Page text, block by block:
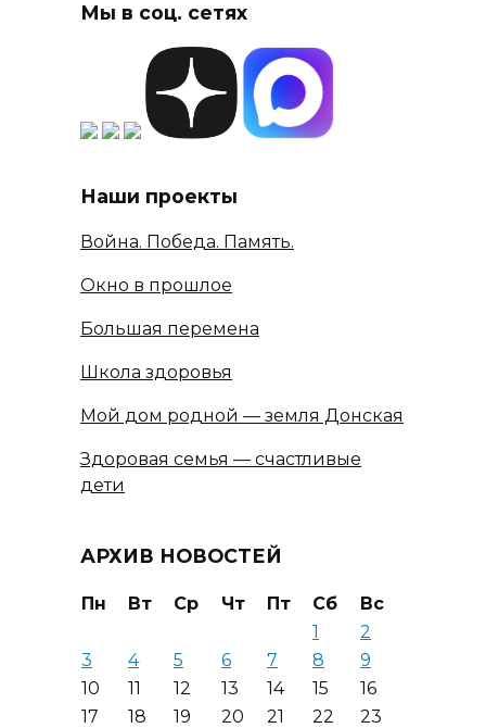
Мы в соц. сетях
Наши проекты
Война. Победа. Память.
Окно в прошлое
Большая перемена
Школа здоровья
Мой дом родной — земля Донская
Здоровая семья — счастливые
дети
АРХИВ НОВОСТЕЙ
Пн Вт Ср Чт Пт Сб
Вс
1
2
3
4 5 6 7 8
9
10
11 12 13 14 15
16
17
18 19 20 21 22
23